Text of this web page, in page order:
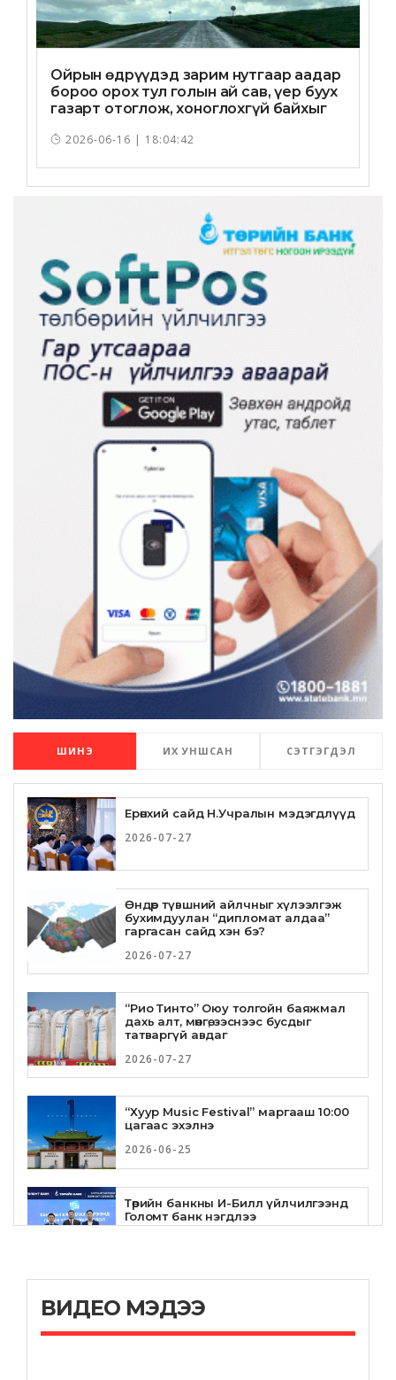
Ойрын өдрүүдэд зарим нутгаар аадар
бороо орох тул голын ай сав, үер буух
газарт отоглож, хоноглохгүй байхыг
2026-06-16 | 18:04:42
ШИНЭ ИХ УНШСАН СЭТГЭГДЭЛ
Ерөнхий сайд Н.Учралын мэдэгдлүүд
2026-07-27
Өндөр түвшний айлчныг хүлээлгэж
бухимдуулан “дипломат алдаа”
гаргасан сайд хэн бэ?
2026-07-27
“Рио Тинто” Оюу толгойн баяжмал
дахь алт, мөнгө, зэснээс бусдыг
татваргүй авдаг
2026-07-27
“Хуур Music Festival” маргааш 10:00
цагаас эхэлнэ
2026-06-25
Төрийн банкны И-Билл үйлчилгээнд
Голомт банк нэгдлээ
Их Сургууль хамтын ажиллагааны
санамж бичгээ шинэчлэн
байгууллаа
ВИДЕО МЭДЭЭ